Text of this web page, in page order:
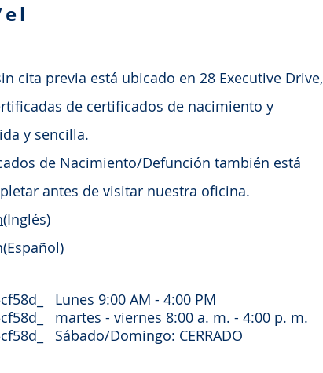
cita previa está ubicado en 28 Executive Drive,
de certificados de nacimiento y
y sencilla.
de Nacimiento/Defunción también está
antes de visitar nuestra oficina.
(Inglés)
(Español)
Lunes 9:00 AM - 4:00 PM
martes - viernes 8:00 a. m. - 4:00 p. m.
Sábado/Domingo: CERRADO